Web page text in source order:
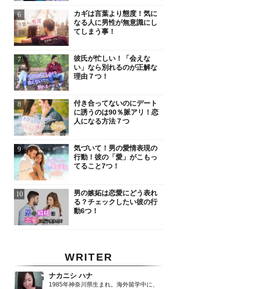
カギは言葉より態度！気に
なる人に男性が無意識にし
てしまう事！
彼氏が忙しい！「会えな
い」なら別れるのが正解な
理由７つ！
付き合ってないのにデート
に誘うのは90％脈アリ！恋
人になる方法７つ
気づいて！男の愛情表現の
行動！彼の「愛」がこもっ
てること7つ！
男の嫉妬は恋愛にどう表れ
る？チェックしたい彼の行
動6つ！
WRITER
ナカニシ ハナ
1985年神奈川県生まれ。海外留学中に、